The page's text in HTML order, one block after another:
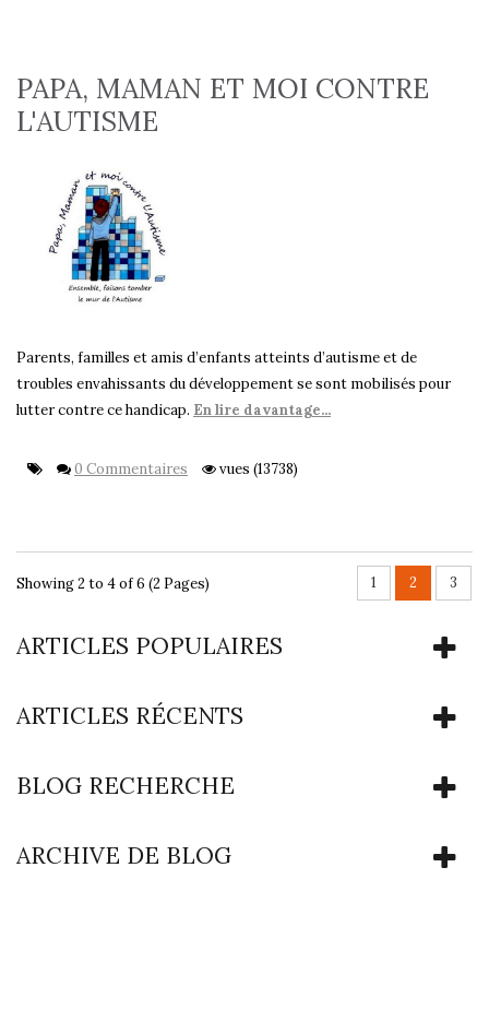
PAPA, MAMAN ET MOI CONTRE
L'AUTISME
Parents, familles et amis d’enfants atteints d’autisme et de
troubles envahissants du développement se sont mobilisés pour
lutter contre ce handicap. En lire davantage...
0 Commentaires vues (13738)
1 2 3
Showing 2 to 4 of 6 (2 Pages)
ARTICLES POPULAIRES
ARTICLES RÉCENTS
BLOG RECHERCHE
ARCHIVE DE BLOG